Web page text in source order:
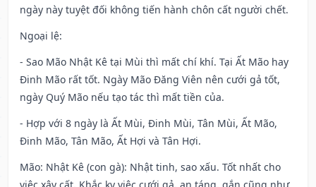
ngày này tuyệt đối không tiến hành chôn cất người chết.
Ngoại lệ:
- Sao Mão Nhật Kê tại Mùi thì mất chí khí. Tại Ất Mão hay
Đinh Mão rất tốt. Ngày Mão Đăng Viên nên cưới gả tốt,
ngày Quý Mão nếu tạo tác thì mất tiền của.
- Hợp với 8 ngày là Ất Mùi, Đinh Mùi, Tân Mùi, Ất Mão,
Đinh Mão, Tân Mão, Ất Hợi và Tân Hợi.
Mão: Nhật Kê (con gà): Nhật tinh, sao xấu. Tốt nhất cho